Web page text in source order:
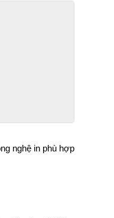
nghệ in phù hợp